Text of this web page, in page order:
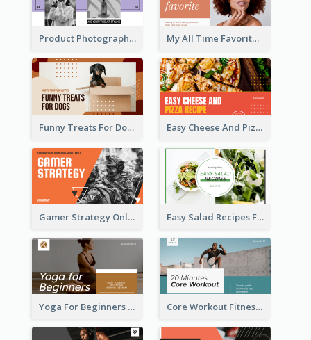
Product Photography YouTube Thumbnail Design My All Time Favorite Beauty Product YouTube Thumbnail
Funny Treats For Dogs YouTube Thumbnail Easy Cheese And Pizza Recipe YouTube Thumbnail
Gamer Strategy Online Game YouTube Thumbnail Easy Salad Recipes Food YouTube Thumbnail
Yoga For Beginners Fitness YouTube Thumbnail Core Workout Fitness YouTube Thumbnail